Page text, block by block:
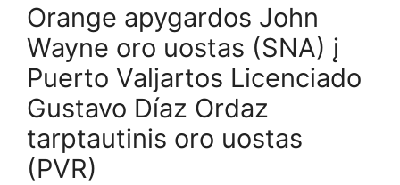
Orange apygardos John
Wayne oro uostas (SNA) į
Puerto Valjartos Licenciado
Gustavo Díaz Ordaz
tarptautinis oro uostas
(PVR)